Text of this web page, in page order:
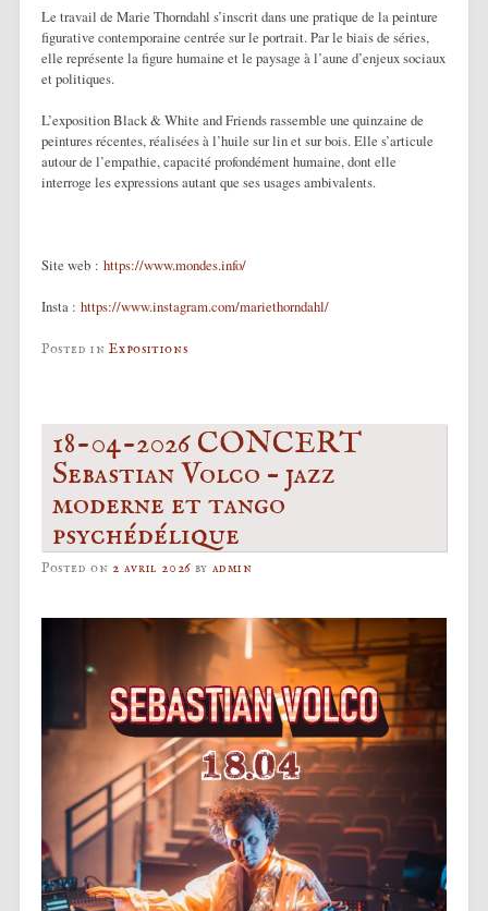
Le travail de Marie Thorndahl s’inscrit dans une pratique de la peinture
figurative contemporaine centrée sur le portrait. Par le biais de séries,
elle représente la figure humaine et le paysage à l’aune d’enjeux sociaux
et politiques.
L’exposition Black & White and Friends rassemble une quinzaine de
peintures récentes, réalisées à l’huile sur lin et sur bois. Elle s’articule
autour de l’empathie, capacité profondément humaine, dont elle
interroge les expressions autant que ses usages ambivalents.
Site web : https://www.mondes.info/
Insta : https://www.instagram.com/mariethorndahl/
Posted inExpositions
18-04-2026 CONCERT
Sebastian Volco – jazz
moderne et tango
psychédélique
Posted on 2 avril 2026 by admin